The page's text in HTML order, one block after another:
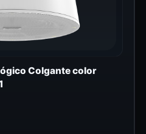
Colgante color